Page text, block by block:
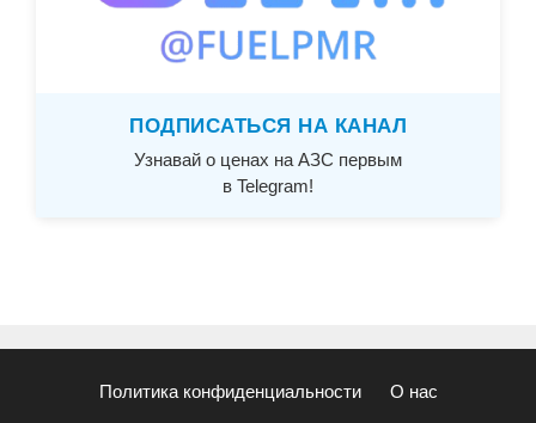
ПОДПИСАТЬСЯ НА КАНАЛ
Узнавай о ценах на АЗС первым
в Telegram!
Политика конфиденциальности О нас